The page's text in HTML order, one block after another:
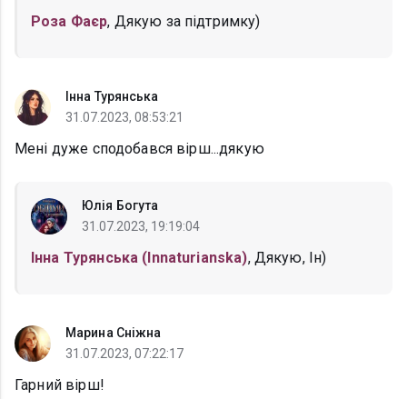
Роза Фаєр, Дякую за підтримку)
Інна Турянська
31.07.2023, 08:53:21
Мені дуже сподобався вірш...дякую
Юлія Богута
31.07.2023, 19:19:04
Інна Турянська (Innaturianska), Дякую, Ін)
Марина Сніжна
31.07.2023, 07:22:17
Гарний вірш!